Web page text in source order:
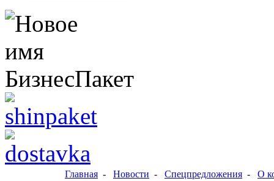
Главная - Новости - Спецпредложения - О